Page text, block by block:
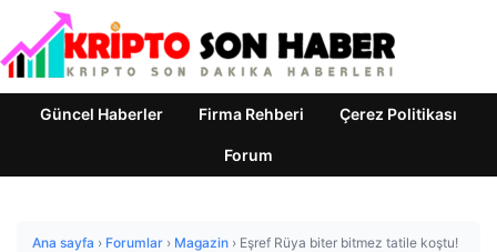
Güncel Haberler Firma Rehberi Çerez Politikası
Forum
Ana sayfa › Forumlar › Magazin › Eşref Rüya biter bitmez tatile koştu!